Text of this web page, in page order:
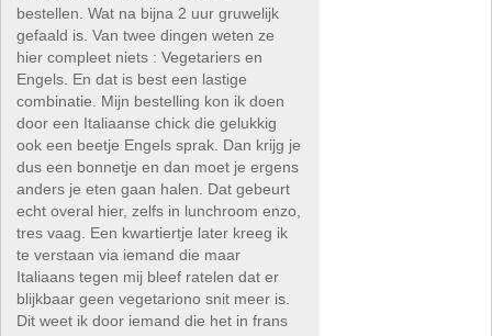
bestellen. Wat na bijna 2 uur gruwelijk
gefaald is. Van twee dingen weten ze
hier compleet niets : Vegetariers en
Engels. En dat is best een lastige
combinatie. Mijn bestelling kon ik doen
door een Italiaanse chick die gelukkig
ook een beetje Engels sprak. Dan krijg je
dus een bonnetje en dan moet je ergens
anders je eten gaan halen. Dat gebeurt
echt overal hier, zelfs in lunchroom enzo,
tres vaag. Een kwartiertje later kreeg ik
te verstaan via iemand die maar
Italiaans tegen mij bleef ratelen dat er
blijkbaar geen vegetariono snit meer is.
Dit weet ik door iemand die het in frans